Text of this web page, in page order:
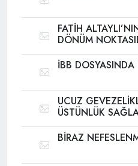
FATİH
DÖNÜM
İBB
UCUZ
ÜSTÜNLÜK
BİRAZ